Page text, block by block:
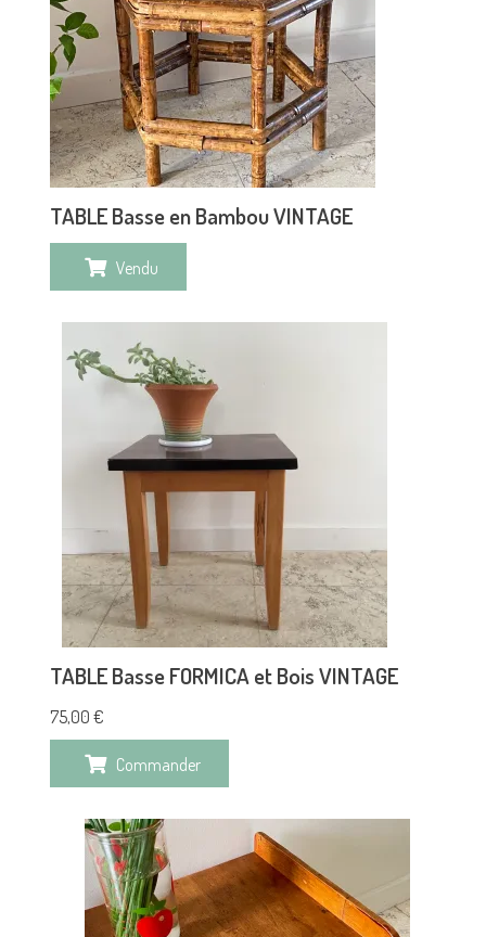
TABLE Basse en Bambou VINTAGE
Vendu
TABLE Basse FORMICA et Bois VINTAGE
75,00 €
Commander